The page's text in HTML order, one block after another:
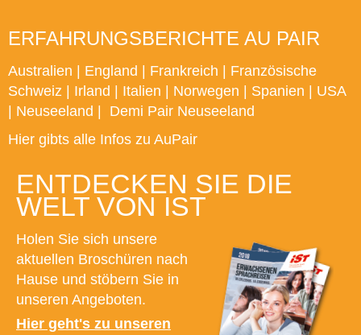
ERFAHRUNGSBERICHTE AU PAIR
Australien England Frankreich
Französische
Schweiz
Irland Italien Norwegen Spanien
USA
Neuseeland
Demi Pair Neuseeland
Hier gibts alle Infos zu AuPair
ENTDECKEN SIE DIE
WELT VON IST
Holen Sie sich unsere
aktuellen Broschüren nach
Hause und stöbern Sie in
unseren Angeboten.
Hier geht's zu unseren